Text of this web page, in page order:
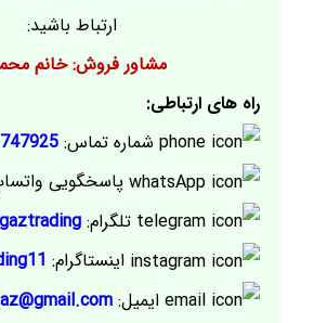
ارتباط باشید:
مشاور فروش: خانم
راه های ارتباطی:
شماره تماس:
پاسخگویی
تلگرام:
اینستاگرام:
ایمیل: